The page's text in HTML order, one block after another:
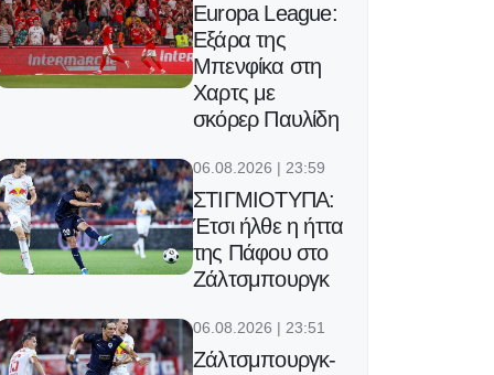
Europa League:
Εξάρα της
Μπενφίκα στη
Χαρτς με
σκόρερ Παυλίδη
06.08.2026 | 23:59
ΣΤΙΓΜΙΟΤΥΠΑ:
Έτσι ήλθε η ήττα
της Πάφου στο
Ζάλτσμπουργκ
06.08.2026 | 23:51
Ζάλτσμπουργκ-